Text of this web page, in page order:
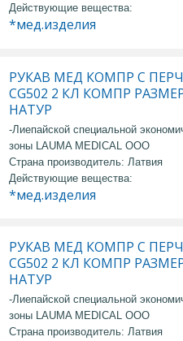
Действующие вещества:
*мед.изделия
РУКАВ МЕД КОМПР С
CG502 2 КЛ КОМПР
НАТУР
-Лиепайской специальной
зоны LAUMA MEDICAL OOO
Страна производитель: Латвия
Действующие вещества:
*мед.изделия
РУКАВ МЕД КОМПР С
CG502 2 КЛ КОМПР
НАТУР
-Лиепайской специальной
зоны LAUMA MEDICAL OOO
Страна производитель: Латвия